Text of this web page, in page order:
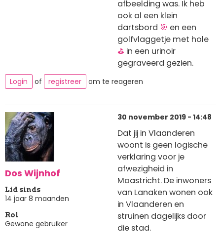
afbeelding was. Ik heb
ook al een klein
dartsbord 🎯 en een
golfvlaggetje met hole
⛳ in een urinoir
gegraveerd gezien.
Login of registreer om te reageren
Dos Wijnhof
Lid sinds
14 jaar 8 maanden
Rol
Gewone gebruiker
30 november 2019 - 14:48
Dat jij in Vlaanderen
woont is geen logische
verklaring voor je
afwezigheid in
Maastricht. De inwoners
van Lanaken wonen ook
in Vlaanderen en
struinen dagelijks door
die stad.